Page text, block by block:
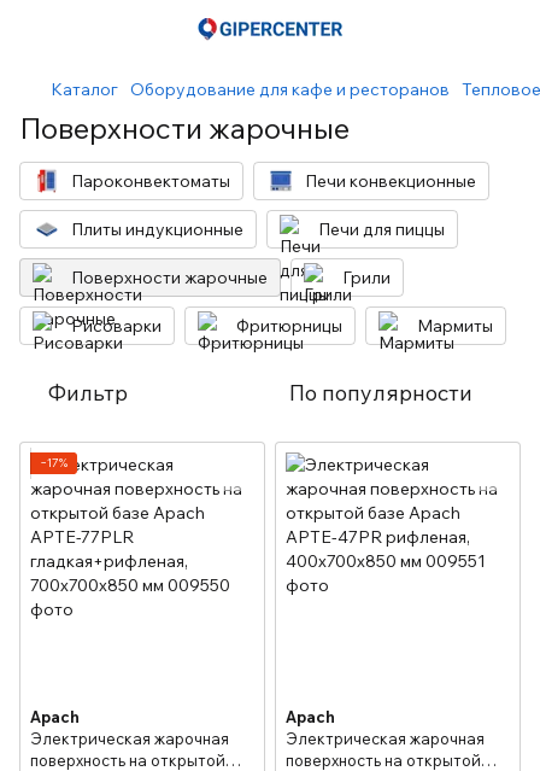
Каталог Оборудование для кафе и ресторанов
Поверхности жарочные
Пароконвектоматы Печи конвекционные
Плиты индукционные Печи для пиццы
Поверхности жарочные Грили
Рисоварки Фритюрницы Мармиты
Фильтр По популярности
−17%
Apach
Электрическая жарочная
поверхность на открытой
Apach
Электрическая жарочная
поверхность на открытой